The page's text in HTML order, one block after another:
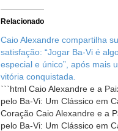
Relacionado
Caio Alexandre compartilha
satisfação: “Jogar Ba-Vi é
especial e único”, após mais
vitória conquistada.
```html Caio Alexandre e a
pelo Ba-Vi: Um Clássico em
Coração Caio Alexandre e a
pelo Ba-Vi: Um Clássico em